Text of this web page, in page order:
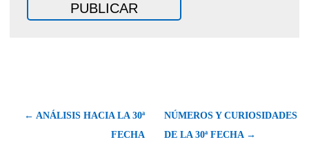
← ANÁLISIS HACIA LA 30ª
FECHA
NÚMEROS Y CURIOSIDADES
DE LA 30ª FECHA →